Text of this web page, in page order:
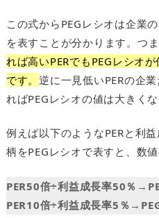
この式からPEGレシオは企業
を表すことが分かります。つ
れば高いPERでもPEGレシオ
です。逆に一見低いPERの企
ればPEGレシオの値は大きく
例えば以下のようなPERと利
柄をPEGレシオで表すと、数
PER50倍÷利益成長率50％
PER10倍÷利益成長率5％